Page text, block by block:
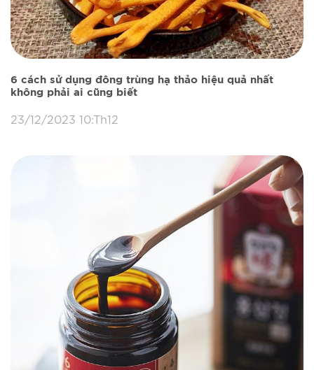
6 cách sử dụng đông trùng hạ thảo hiệu quả nhất
không phải ai cũng biết
23/12/2023 10:Th12